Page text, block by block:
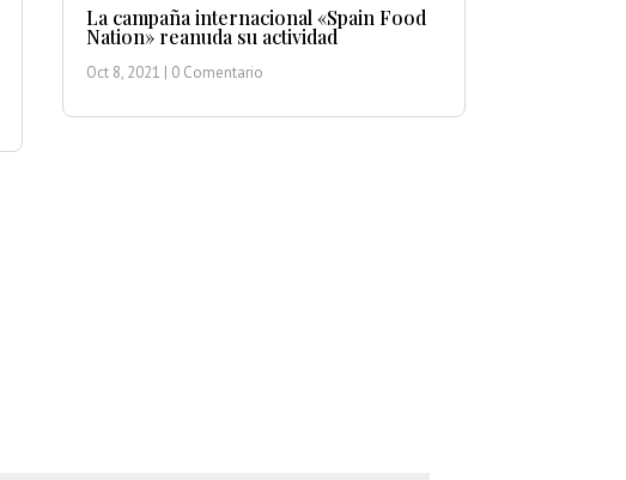
La campaña internacional «Spain Food
Nation» reanuda su actividad
Oct 8, 2021 | 0 Comentario